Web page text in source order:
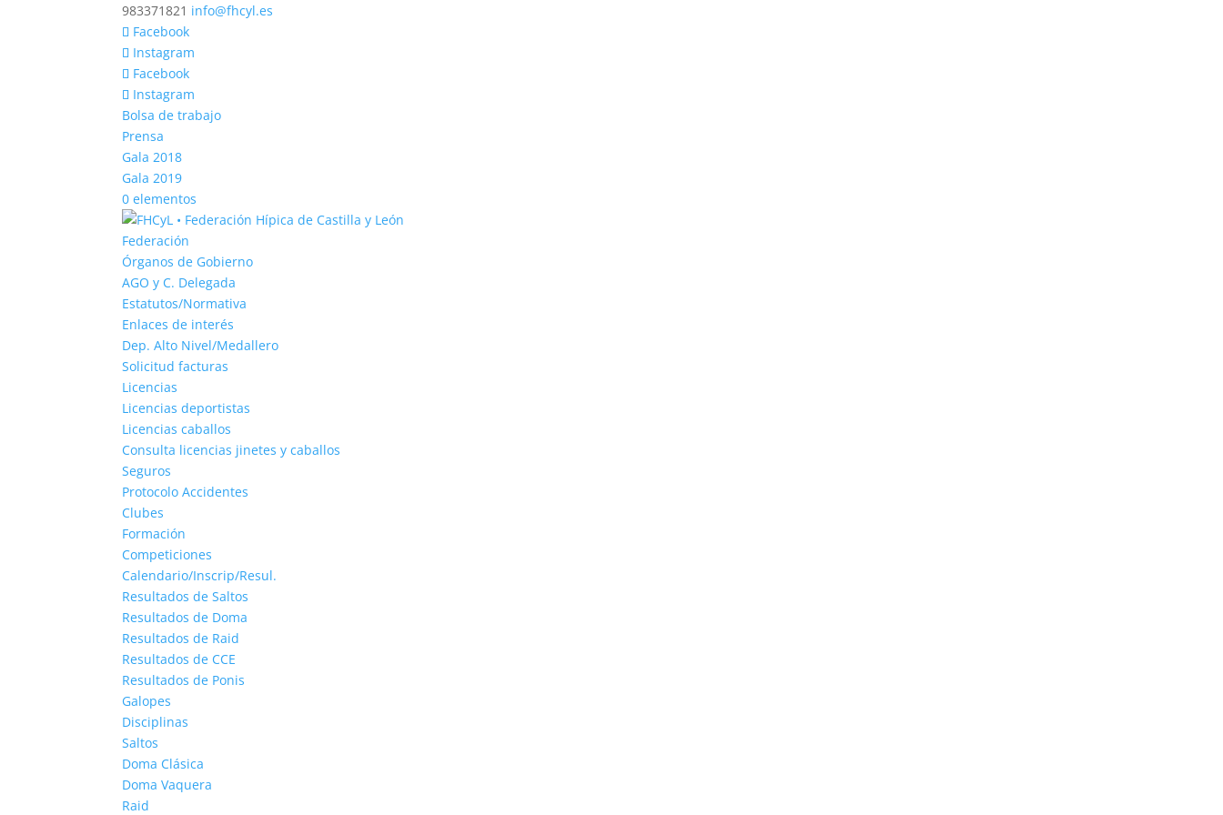
983371821 info@fhcyl.es
Facebook
Instagram
Facebook
Instagram
Bolsa de trabajo
Prensa
Gala 2018
Gala 2019
0 elementos
Federación
Órganos de Gobierno
AGO y C. Delegada
Estatutos/Normativa
Enlaces de interés
Dep. Alto Nivel/Medallero
Solicitud facturas
Licencias
Licencias deportistas
Licencias caballos
Consulta licencias jinetes y caballos
Seguros
Protocolo Accidentes
Clubes
Formación
Competiciones
Calendario/Inscrip/Resul.
Resultados de Saltos
Resultados de Doma
Resultados de Raid
Resultados de CCE
Resultados de Ponis
Galopes
Disciplinas
Saltos
Doma Clásica
Doma Vaquera
Raid